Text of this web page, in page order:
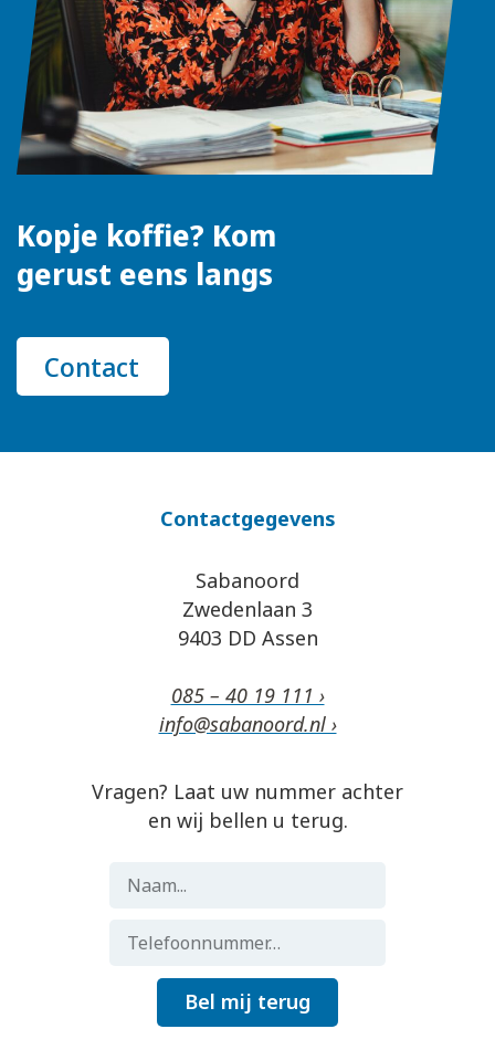
Kopje koffie? Kom
gerust eens langs
Contact
Contactgegevens
Sabanoord
Zwedenlaan 3
9403 DD Assen
085 – 40 19 111 ›
info@sabanoord.nl ›
Vragen? Laat uw nummer achter
en wij bellen u terug.
Bel mij terug